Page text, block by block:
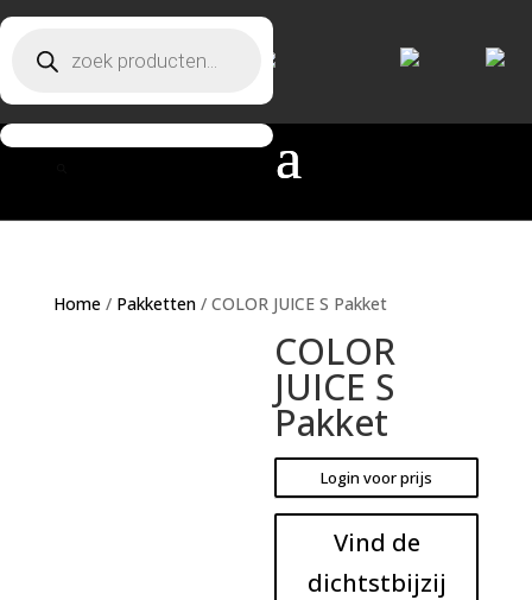
Producten zoeken
Home/ Pakketten/ COLOR JUICE S Pakket
COLOR
JUICE S
Pakket
Login voor prijs
Vind de
dichtstbijzij